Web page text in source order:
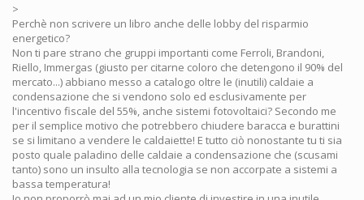
>
Perchè non scrivere un libro anche delle lobby del risparmio
energetico?
Non ti pare strano che gruppi importanti come Ferroli, Brandoni,
Riello, Immergas (giusto per citarne coloro che detengono il 90% del
mercato...) abbiano messo a catalogo oltre le (inutili) caldaie a
condensazione che si vendono solo ed esclusivamente per
l'incentivo fiscale del 55%, anche sistemi fotovoltaici? Secondo me
per il semplice motivo che potrebbero chiudere baracca e burattini
se si limitano a vendere le caldaiette! E tutto ciò nonostante tu ti sia
posto quale paladino delle caldaie a condensazione che (scusami
tanto) sono un insulto alla tecnologia se non accorpate a sistemi a
bassa temperatura!